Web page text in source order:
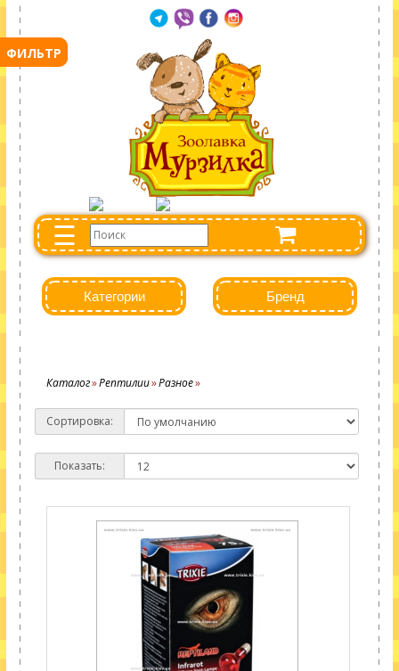
☰
Категории Бренд
Каталог Рептилии Разное
Сортировка:
Показать: